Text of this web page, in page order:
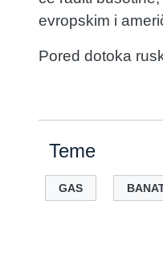
evropskim i
Pored dotoka
Teme
GAS